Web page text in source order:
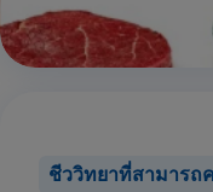
ชีววิทยาที่สามารถ